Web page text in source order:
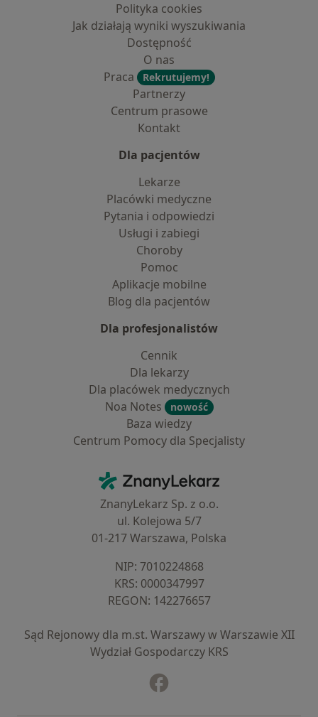
Polityka cookies
Jak działają wyniki wyszukiwania
Dostępność
O nas
Praca
Rekrutujemy!
Partnerzy
Centrum prasowe
Kontakt
Dla pacjentów
Lekarze
Placówki medyczne
Pytania i odpowiedzi
Usługi i zabiegi
Choroby
Pomoc
Aplikacje mobilne
Blog dla pacjentów
Dla profesjonalistów
Cennik
Dla lekarzy
Dla placówek medycznych
Noa Notes
nowość
Baza wiedzy
Centrum Pomocy dla Specjalisty
ZnanyLekarz - Strona główna
ZnanyLekarz Sp. z o.o.
ul. Kolejowa 5/7
01-217 Warszawa, Polska
NIP: ⁠7010224868
KRS: ⁠0000347997
REGON: ⁠142276657
Sąd Rejonowy dla m.st. Warszawy w Warszawie XII
Wydział Gospodarczy KRS